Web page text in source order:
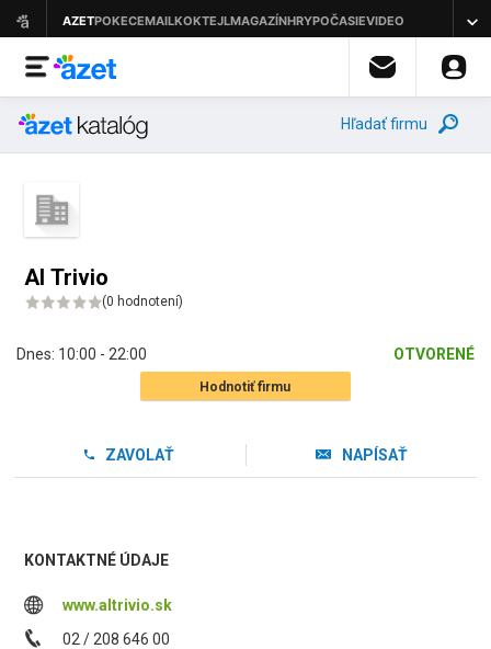
Hľadať firmu
Al Trivio
(0 hodnotení)
Dnes: 10:00 - 22:00 OTVORENÉ
Hodnotiť firmu
ZAVOLAŤ NAPÍSAŤ
KONTAKTNÉ ÚDAJE
www.altrivio.sk
02 / 208 646 00